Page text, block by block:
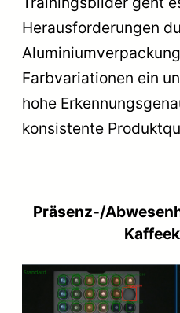
Herausforderungen
Farbvariationen ein
hohe
konsistente
Präsenz-/